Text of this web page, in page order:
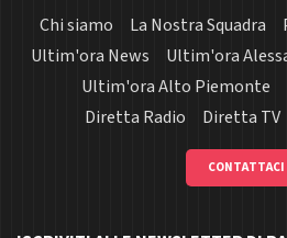
Chi siamo La Nostra Squadra
Ultim'ora News
Ultim'ora
Ultim'ora Alto Piemonte
Diretta Radio
Diretta TV
CONTATTACI